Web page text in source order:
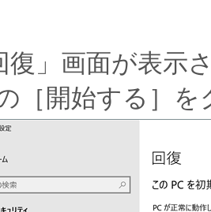
復」画面が表示
［開始する］